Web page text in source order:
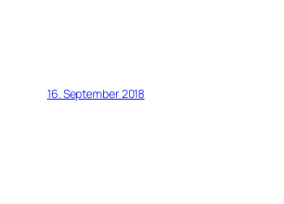
16. September 2018